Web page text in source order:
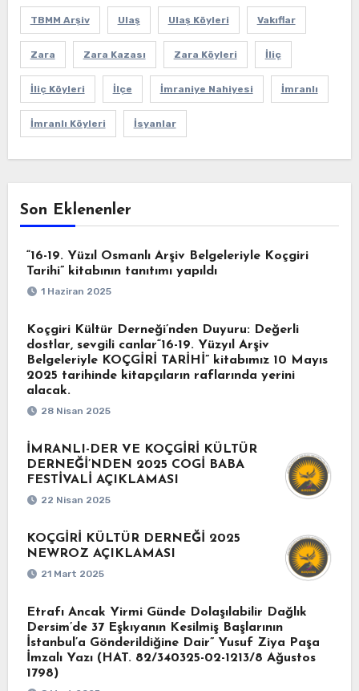
TBMM Arşiv Ulaş Ulaş Köyleri Vakıflar
Zara Zara Kazası Zara Köyleri İliç
İliç Köyleri İlçe İmraniye Nahiyesi İmranlı
İmranlı Köyleri İsyanlar
Son Eklenenler
“16-19. Yüzıl Osmanlı Arşiv Belgeleriyle Koçgiri
Tarihi” kitabının tanıtımı yapıldı
1 Haziran 2025
Koçgiri Kültür Derneği’nden Duyuru: Değerli
dostlar, sevgili canlar“16-19. Yüzyıl Arşiv
Belgeleriyle KOÇGİRİ TARİHİ” kitabımız 10 Mayıs
2025 tarihinde kitapçıların raflarında yerini
alacak.
28 Nisan 2025
İMRANLI-DER VE KOÇGİRİ KÜLTÜR
DERNEĞİ’NDEN 2025 COGİ BABA
FESTİVALİ AÇIKLAMASI
22 Nisan 2025
KOÇGİRİ KÜLTÜR DERNEĞİ 2025
NEWROZ AÇIKLAMASI
21 Mart 2025
Etrafı Ancak Yirmi Günde Dolaşılabilir Dağlık
Dersim’de 37 Eşkıyanın Kesilmiş Başlarının
İstanbul’a Gönderildiğine Dair” Yusuf Ziya Paşa
İmzalı Yazı (HAT. 82/340325-02-1213/8 Ağustos
1798)